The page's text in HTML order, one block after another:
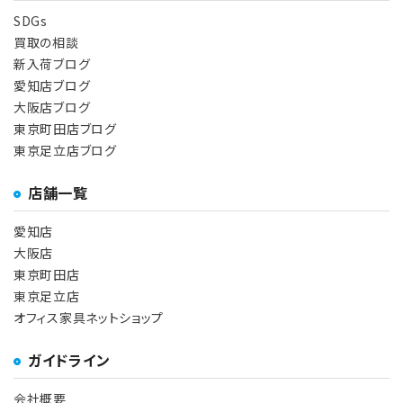
SDGs
買取の相談
新入荷ブログ
愛知店ブログ
大阪店ブログ
東京町田店ブログ
東京足立店ブログ
店舗一覧
愛知店
大阪店
東京町田店
東京足立店
オフィス家具ネットショップ
ガイドライン
会社概要